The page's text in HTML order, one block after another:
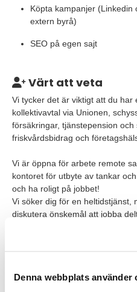
Denna webbplats använder
Köpta kampanjer (Linkedin
extern byrå)
SEO på egen sajt
Värt att veta
Vi tycker det är viktigt att du har
kollektivavtal via Unionen,
försäkringar, tjänstepension och
friskvårdsbidrag och
Vi är öppna för arbete remote
kontoret för utbyte av tankar
och ha roligt på jobbet!
Vi söker dig för en heltidstjänst,
diskutera önskemål att jobba
inleds med en provanställning